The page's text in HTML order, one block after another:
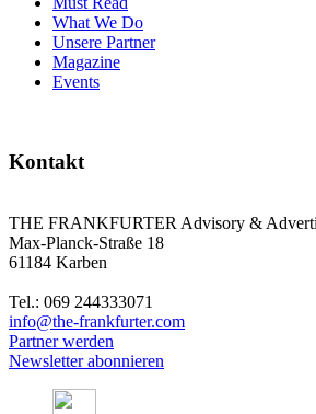
What We Do
Unsere Partner
Magazine
Events
Kontakt
THE FRANKFURTER Advisory &
Max-Planck-Straße 18
61184 Karben
Tel.: 069 244333071
info@the-frankfurter.com
Partner werden
Newsletter abonnieren